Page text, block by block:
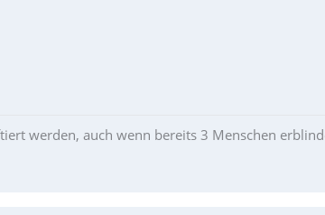
werden, auch wenn bereits 3 Menschen